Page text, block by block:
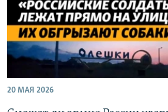
20 МАЯ 2026